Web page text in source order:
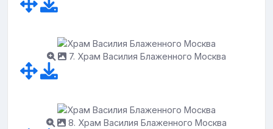
7. Храм Василия Блаженного Москва
8. Храм Василия Блаженного Москва